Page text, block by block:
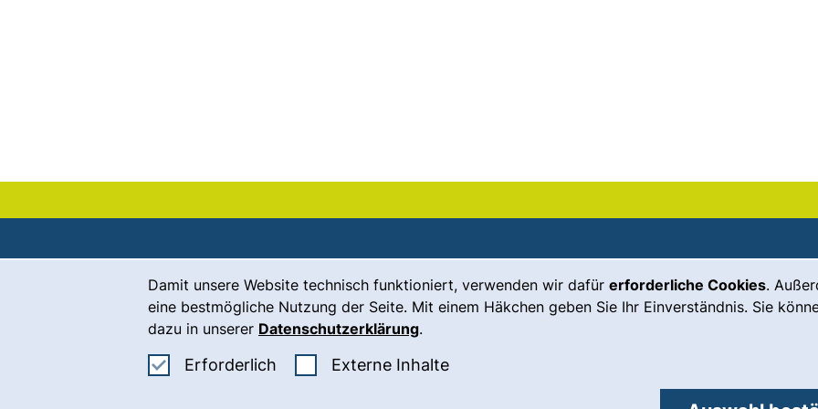
Damit unsere Website technisch funktioniert, verwenden wir dafür erforderliche Cookies.
eine bestmögliche Nutzung der Seite. Mit einem Häkchen geben Sie Ihr Einverständnis. Sie
dazu in unserer Datenschutzerklärung.
Erforderlich Erforderliche Cookies akzeptieren
Externe Inhalte: Externe Inhalte / Cookies akzeptieren
Kontakt
Karriere
Presse
(externer Link, öffnet neues Fenster)
Leichte Sprache
Gebärdensprache
Impressum
Cookie-